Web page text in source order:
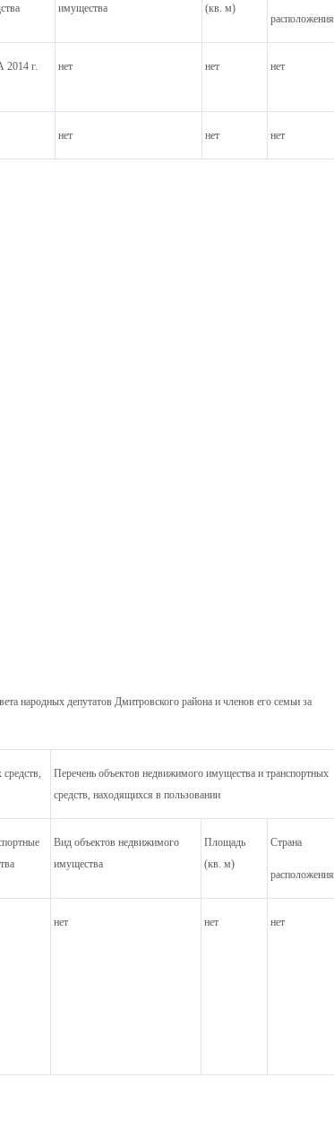
имущества
(кв. м)
расположения
г. нет нет нет
нет нет нет
народных депутатов Дмитровского района и членов его семьи за
Перечень объектов недвижимого имущества и транспортных
средств, находящихся в пользовании
Вид объектов недвижимого
имущества
Площадь
(кв. м)
Страна
расположения
нет нет нет